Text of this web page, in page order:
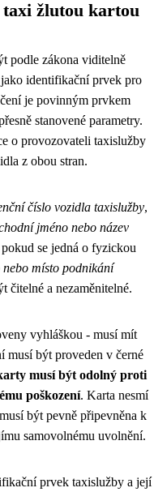
taxi žlutou kartou
podle zákona viditelně
identifikační prvek pro
je povinným prvkem
stanovené parametry.
o provozovateli taxislužby
z obou stran.
číslo vozidla taxislužby,
jméno nebo název
se jedná o fyzickou
nebo místo podnikání
čitelné a nezaměnitelné.
vyhláškou - musí mít
musí být proveden v černé
musí být odolný proti
poškození. Karta nesmí
být pevně připevněna k
samovolnému uvolnění.
prvek taxislužby a její